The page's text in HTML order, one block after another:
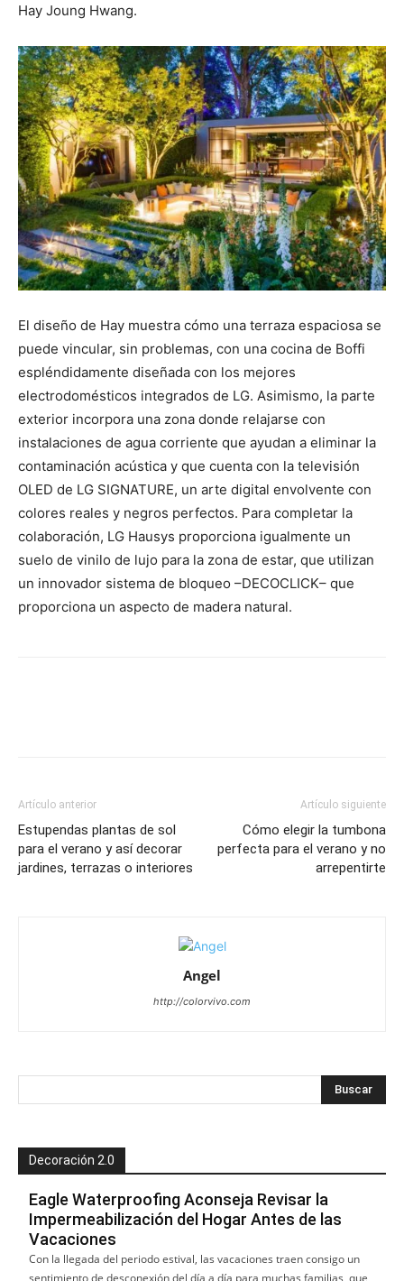
Hay Joung Hwang.
El diseño de Hay muestra cómo una terraza espaciosa se
puede vincular, sin problemas, con una cocina de Boffi
espléndidamente diseñada con los mejores
electrodomésticos integrados de LG. Asimismo, la parte
exterior incorpora una zona donde relajarse con
instalaciones de agua corriente que ayudan a eliminar la
contaminación acústica y que cuenta con la televisión
OLED de LG SIGNATURE, un arte digital envolvente con
colores reales y negros perfectos. Para completar la
colaboración, LG Hausys proporciona igualmente un
suelo de vinilo de lujo para la zona de estar, que utilizan
un innovador sistema de bloqueo –DECOCLICK– que
proporciona un aspecto de madera natural.
Artículo anterior
Estupendas plantas de sol
para el verano y así decorar
jardines, terrazas o interiores
Artículo siguiente
Cómo elegir la tumbona
perfecta para el verano y no
arrepentirte
Angel
http://colorvivo.com
Decoración 2.0
Eagle Waterproofing Aconseja Revisar la
Impermeabilización del Hogar Antes de las
Vacaciones
Con la llegada del periodo estival, las vacaciones traen consigo un